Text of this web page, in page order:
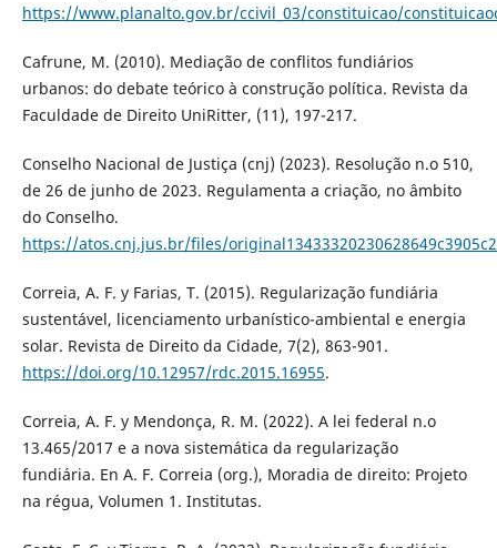
https://www.planalto.gov.br/ccivil_03/constituicao/
Cafrune, M. (2010). Mediação de conflitos fundiários
urbanos: do debate teórico à construção política. Revista da
Faculdade de Direito UniRitter, (11), 197-217.
Conselho Nacional de Justiça (cnj) (2023). Resolução n.o 510,
de 26 de junho de 2023. Regulamenta a criação, no âmbito
do Conselho.
https://atos.cnj.jus.br/files/
Correia, A. F. y Farias, T. (2015). Regularização fundiária
sustentável, licenciamento urbanístico-ambiental e energia
solar. Revista de Direito da Cidade, 7(2), 863-901.
https://doi.org/10.12957/rdc.2015.16955.
Correia, A. F. y Mendonça, R. M. (2022). A lei federal n.o
13.465/2017 e a nova sistemática da regularização
fundiária. En A. F. Correia (org.), Moradia de direito: Projeto
na régua, Volumen 1. Institutas.